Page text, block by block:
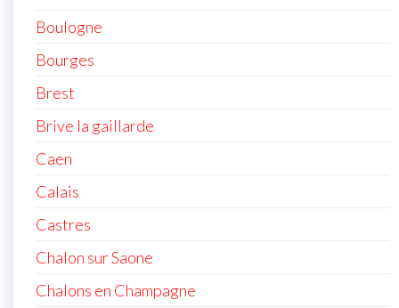
Boulogne
Bourges
Brest
Brive la gaillarde
Caen
Calais
Castres
Chalon sur Saone
Chalons en Champagne